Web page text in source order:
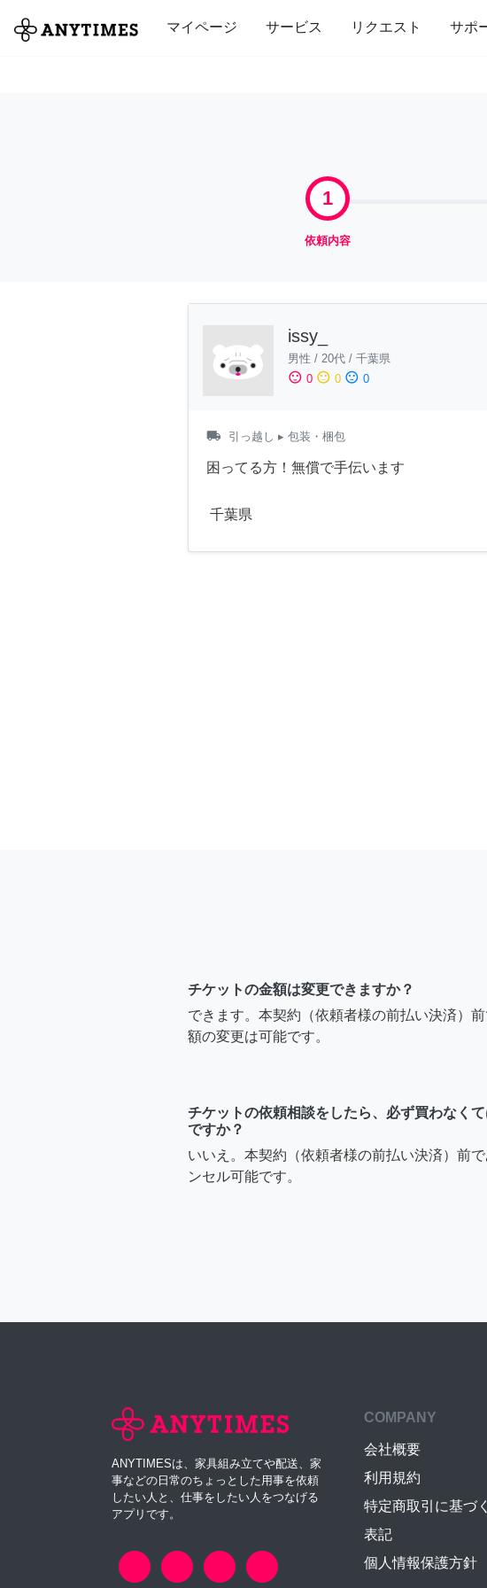
マイページ サービス リクエスト サポ
全て 修理・組立 家事 引っ越し インテリア
1
依頼内容
issy_
男性 / 20代 / 千葉県
sentiment_satisfied 0 sentiment_neutral 0 sentiment_dissatisfied 0
local_shipping 引っ越し ▸ 包装・梱包
困ってる方！無償で手伝います
千葉県
チケットの金額は変更できますか？
できます。本契約（依頼者様の前払い決済）
額の変更は可能です。
チケットの依頼相談をしたら、必ず買わなく
ですか？
いいえ。本契約（依頼者様の前払い決済）前
ンセル可能です。
ANYTIMESは、家具組み立てや配送、家
事などの日常のちょっとした用事を依頼
したい人と、仕事をしたい人をつなげる
アプリです。
COMPANY
会社概要
利用規約
特定商取引に基づく
表記
個人情報保護方針